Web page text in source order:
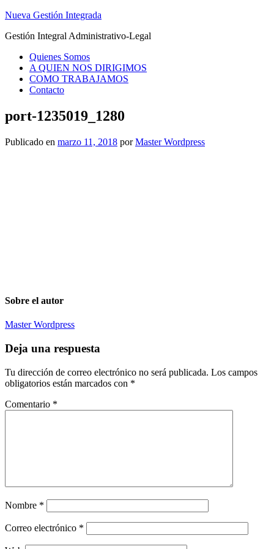
Nueva Gestión Integrada
Gestión Integral Administrativo-Legal
Quienes Somos
A QUIEN NOS DIRIGIMOS
COMO TRABAJAMOS
Contacto
port-1235019_1280
Publicado en marzo 11, 2018 porMaster Wordpress
Sobre el autor
Master Wordpress
Deja una respuesta
Tu dirección de correo electrónico no será publicada. Los campos
obligatorios están marcados con *
Comentario *
Nombre *
Correo electrónico *